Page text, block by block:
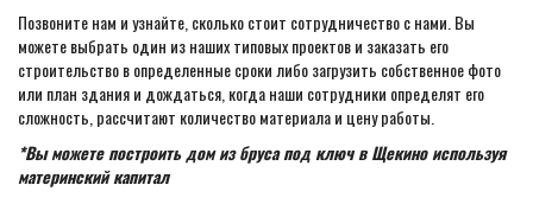
Позвоните нам и узнайте, сколько стоит сотрудничество с нами. Вы
можете выбрать один из наших типовых проектов и заказать его
строительство в определенные сроки либо загрузить собственное фото
или план здания и дождаться, когда наши сотрудники определят его
сложность, рассчитают количество материала и цену работы.
*Вы можете построить дом из бруса под ключ в Щекино используя
материнский капитал